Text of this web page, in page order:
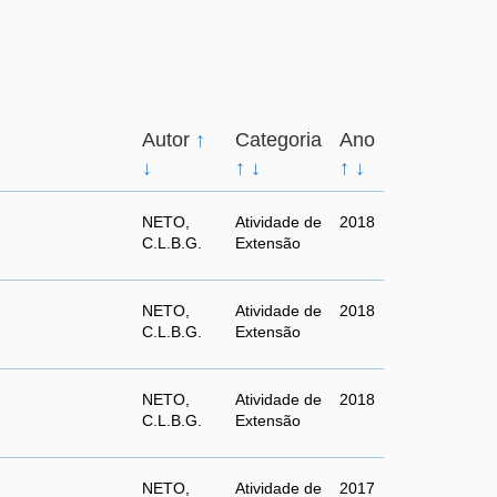
Autor ↑
↓
Categoria
↑ ↓
Ano
↑ ↓
NETO,
C.L.B.G.
Atividade de
Extensão
2018
NETO,
C.L.B.G.
Atividade de
Extensão
2018
NETO,
C.L.B.G.
Atividade de
Extensão
2018
NETO,
Atividade de
2017